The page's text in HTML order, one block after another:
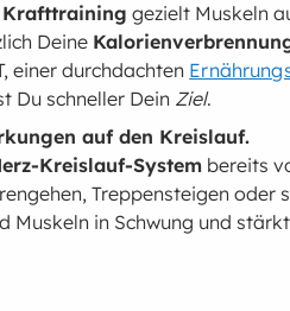
Krafttraining gezielt Muskeln
Deine
einer durchdachten
Du schneller Dein Ziel.
auf den Kreislauf.
Kreislauf-System bereits
Treppensteigen oder
Muskeln in Schwung und